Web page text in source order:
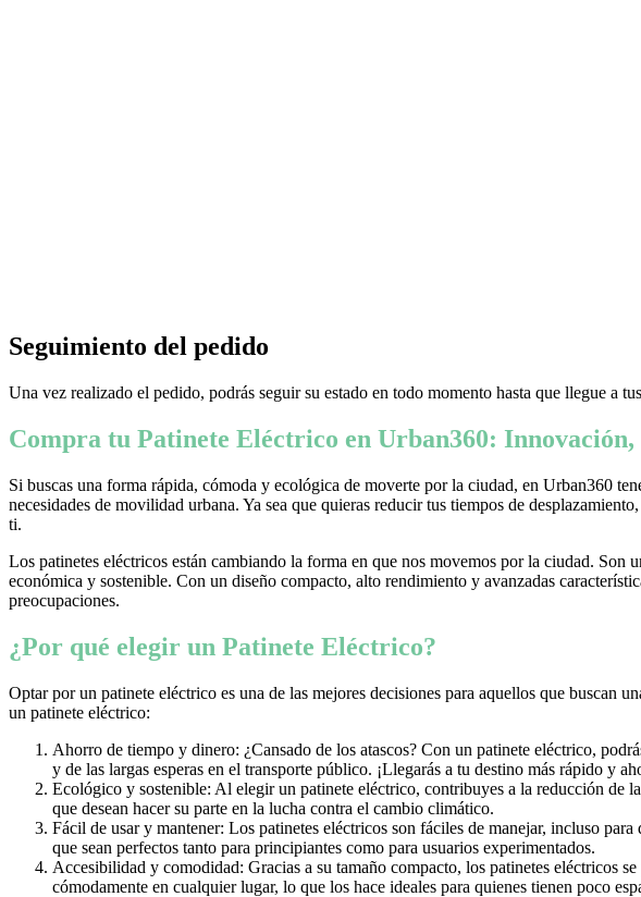
Seguimiento del pedido
Una vez realizado el pedido, podrás seguir su estado en todo momento hasta que llegue a
Compra tu Patinete Eléctrico en Urban360:
Si buscas una forma rápida, cómoda y ecológica de moverte por la ciudad, en Urban360
necesidades de movilidad urbana. Ya sea que quieras reducir tus tiempos de
ti.
Los patinetes eléctricos están cambiando la forma en que nos movemos por la ciudad.
económica y sostenible. Con un diseño compacto, alto rendimiento y avanzadas
preocupaciones.
¿Por qué elegir un Patinete Eléctrico?
Optar por un patinete eléctrico es una de las mejores decisiones para aquellos que buscan
un patinete eléctrico:
Ahorro de tiempo y dinero: ¿Cansado de los atascos? Con un patinete eléctrico,
y de las largas esperas en el transporte público. ¡Llegarás a tu destino más rápido y
Ecológico y sostenible: Al elegir un patinete eléctrico, contribuyes a la reducción de
que desean hacer su parte en la lucha contra el cambio climático.
Fácil de usar y mantener: Los patinetes eléctricos son fáciles de manejar, incluso
que sean perfectos tanto para principiantes como para usuarios experimentados.
Accesibilidad y comodidad: Gracias a su tamaño compacto, los patinetes eléctricos
cómodamente en cualquier lugar, lo que los hace ideales para quienes tienen poco